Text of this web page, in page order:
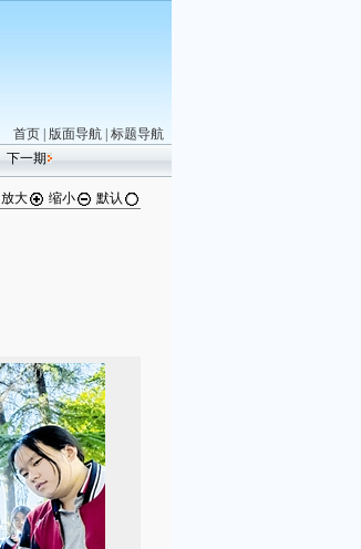
首页 版面导航 标题导航
下一期
放大 缩小 默认